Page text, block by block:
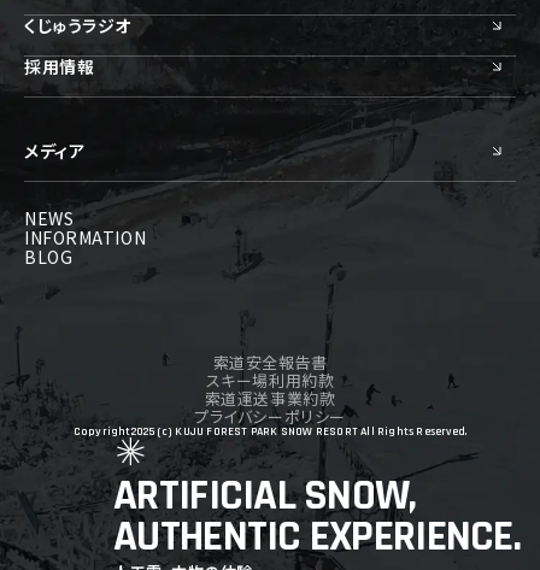
くじゅうラジオ
採用情報
メディア
NEWS
INFORMATION
BLOG
ARTIFICIAL SNOW,
AUTHENTIC EXPERIENCE.
索道安全報告書
スキー場利用約款
索道運送事業約款
プライバシーポリシー
Copyright2025 (c) KUJU FOREST PARK SNOW RESORT All Rights Reserved.